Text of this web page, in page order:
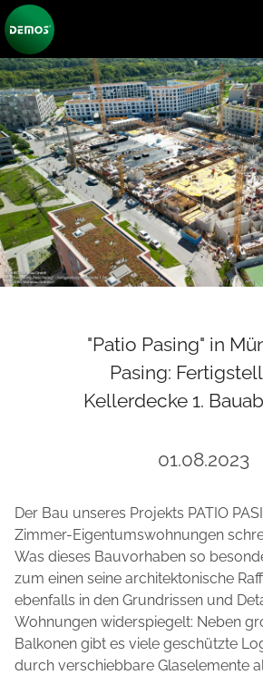
"Patio Pasing" in
Pasing:
Kellerdecke 1.
01.08.2023
Der Bau unseres Projekts PATIO
Zimmer-Eigentumswohnungen
Was dieses Bauvorhaben so
zum einen seine architektonische
ebenfalls in den Grundrissen und
Wohnungen widerspiegelt: Neben
Balkonen gibt es viele geschützte
durch verschiebbare Glaselemente